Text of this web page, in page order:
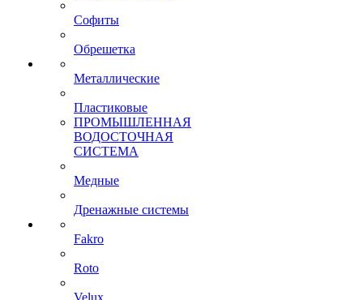
Софиты
Обрешетка
Металлические
Пластиковые
ПРОМЫШЛЕННАЯ
ВОДОСТОЧНАЯ
СИСТЕМА
Медные
Дренажные системы
Fakro
Roto
Velux